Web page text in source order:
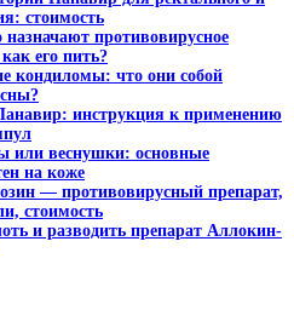
стоимость
назначают противовирусное
его пить?
кондиломы: что они собой
инструкция к применению
или веснушки: основные
на коже
— противовирусный препарат,
стоимость
и разводить препарат Аллокин-